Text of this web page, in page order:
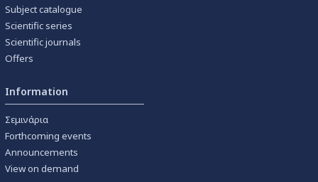
Subject catalogue
Scientific series
Scientific journals
Offers
Information
Σεμινάρια
Forthcoming events
Announcements
View on demand